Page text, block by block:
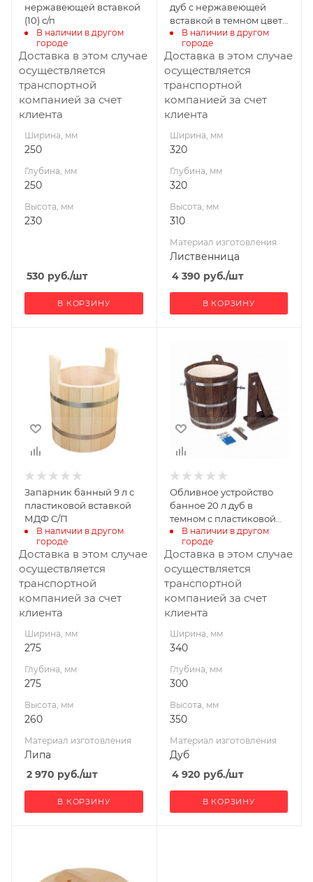
нержавеющей вставкой
(10) с/п
В наличии в другом
городе
Доставка в этом случае
осуществляется
транспортной
компанией за счет
клиента
Ширина, мм
250
Глубина, мм
250
Высота, мм
230
530 руб./шт
В КОРЗИНУ
дуб с нержавеющей
вставкой в темном цвете
С/ПВ наличии в другом
городе
Доставка в этом случае
осуществляется
транспортной
компанией за счет
клиента
Ширина, мм
320
Глубина, мм
320
Высота, мм
310
Материал изготовления
Лиственница
4 390 руб./шт
В КОРЗИНУ
Глубина, мм
Высота, мм
260
Материал
Липа
Запарник банный 9 л с
пластиковой вставкой
МДФ С/П
В наличии в другом
городе
Доставка в этом случае
осуществляется
транспортной
компанией за счет
клиента
Ширина, мм
275
Глубина, мм
275
Высота, мм
260
Материал изготовления
Липа
2 970 руб./шт
В КОРЗИНУ
Глубина, мм
300
Высота, мм
350
Материал
Дуб
Габариты В*Ш*Г мм
350x340x300
Обливное устройство
банное 20 л дуб в
темном с пластиковой
вставкой С/П
В наличии в другом
городе
Доставка в этом случае
осуществляется
транспортной
компанией за счет
клиента
Ширина, мм
340
Глубина, мм
300
Высота, мм
350
Материал изготовления
Дуб
4 920 руб./шт
В КОРЗИНУ
Глубина, мм